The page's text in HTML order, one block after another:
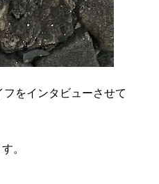
をインタビューさせて
。